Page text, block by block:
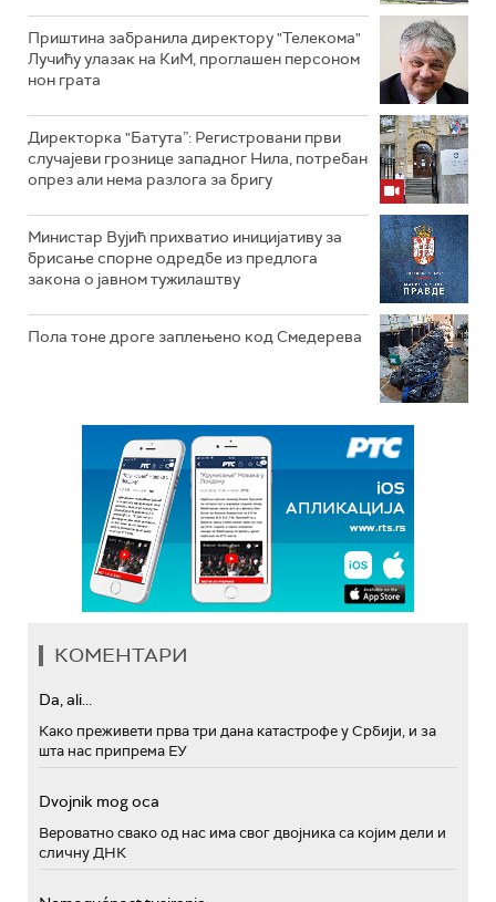
Приштина забранила директору "Телекома"
Лучићу улазак на КиМ, проглашен персоном
нон грата
Директорка "Батута”: Регистровани први
случајеви грознице западног Нила, потребан
опрез али нема разлога за бригу
Министар Вујић прихватио иницијативу за
брисање спорне одредбе из предлога
закона o јавном тужилаштву
Пола тоне дроге заплењено код Смедерева
КОМЕНТАРИ
Da, ali...
Како преживети прва три дана катастрофе у Србији, и за
шта нас припрема ЕУ
Dvojnik mog oca
Вероватно свако од нас има свог двојника са којим дели и
сличну ДНК